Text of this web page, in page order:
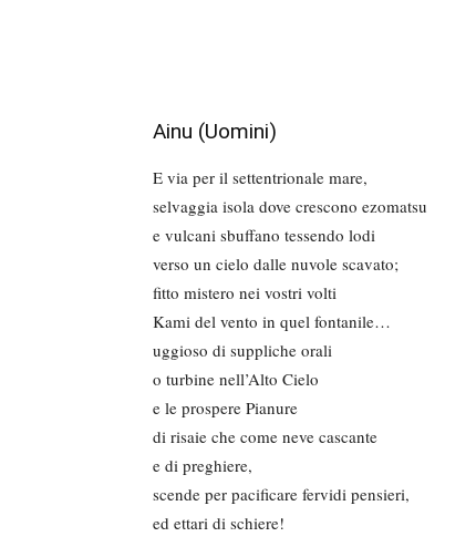
Ainu (Uomini)
E via per il settentrionale mare,
selvaggia isola dove crescono ezomatsu
e vulcani sbuffano tessendo lodi
verso un cielo dalle nuvole scavato;
fitto mistero nei vostri volti
Kami del vento in quel fontanile…
uggioso di suppliche orali
o turbine nell’Alto Cielo
e le prospere Pianure
di risaie che come neve cascante
e di preghiere,
scende per pacificare fervidi pensieri,
ed ettari di schiere!